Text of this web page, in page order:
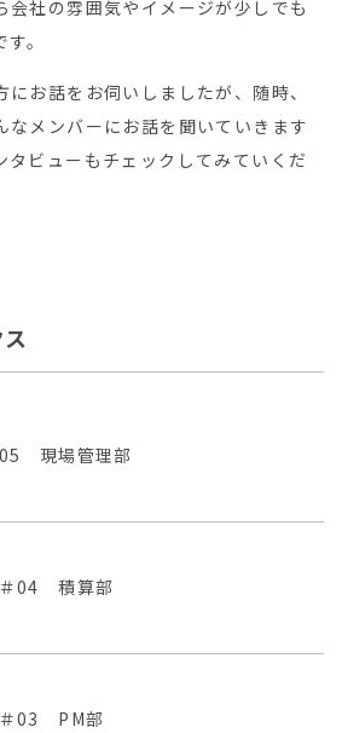
会社の雰囲気やイメージが少しでも
。
お話をお伺いしましたが、随時、
なメンバーにお話を聞いていきます
タビューもチェックしてみていくだ
現場管理部
04 積算部
03 PM部